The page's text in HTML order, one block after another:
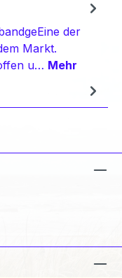
der
Markt.
u… Mehr